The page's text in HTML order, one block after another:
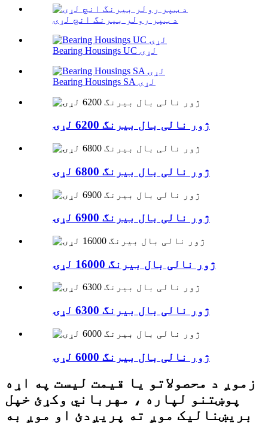
د ټپر رولر بیرنگ انچ لړۍ
Bearing Housings UC لړۍ
Bearing Housings SA لړۍ
ژور نالی بال بیرنگ 6200 لړۍ
ژور نالی بال بیرنگ 6800 لړۍ
ژور نالی بال بیرنگ 6900 لړۍ
ژور نالی بال بیرنگ 16000 لړۍ
ژور نالی بال بیرنگ 6300 لړۍ
ژور نالی بال بیرنگ 6000 لړۍ
زموږ د محصولاتو یا قیمت لیست په اړه
پوښتنو لپاره ، مهرباني وکړئ خپل
بریښنالیک موږ ته پریږدئ او موږ به